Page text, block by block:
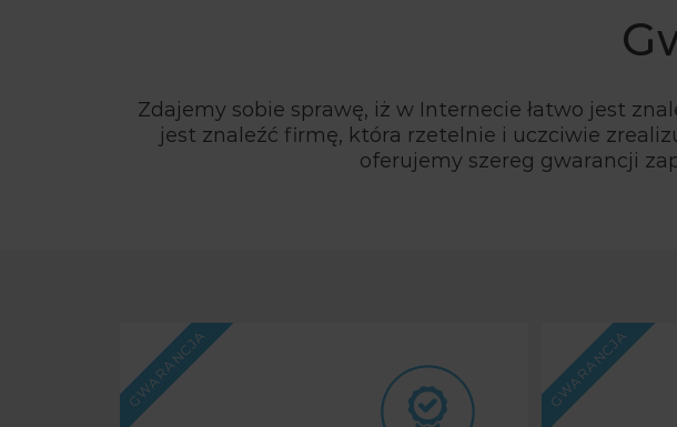
Zdajemy sobie sprawę, iż w Internecie łatwo jest
jest znaleźć firmę, która rzetelnie i uczciwie
oferujemy szereg gwarancji
GWARANCJA GWARANCJA